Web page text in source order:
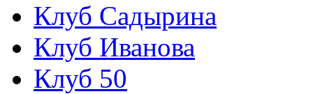
Клуб Садырина
Клуб Иванова
Клуб 50